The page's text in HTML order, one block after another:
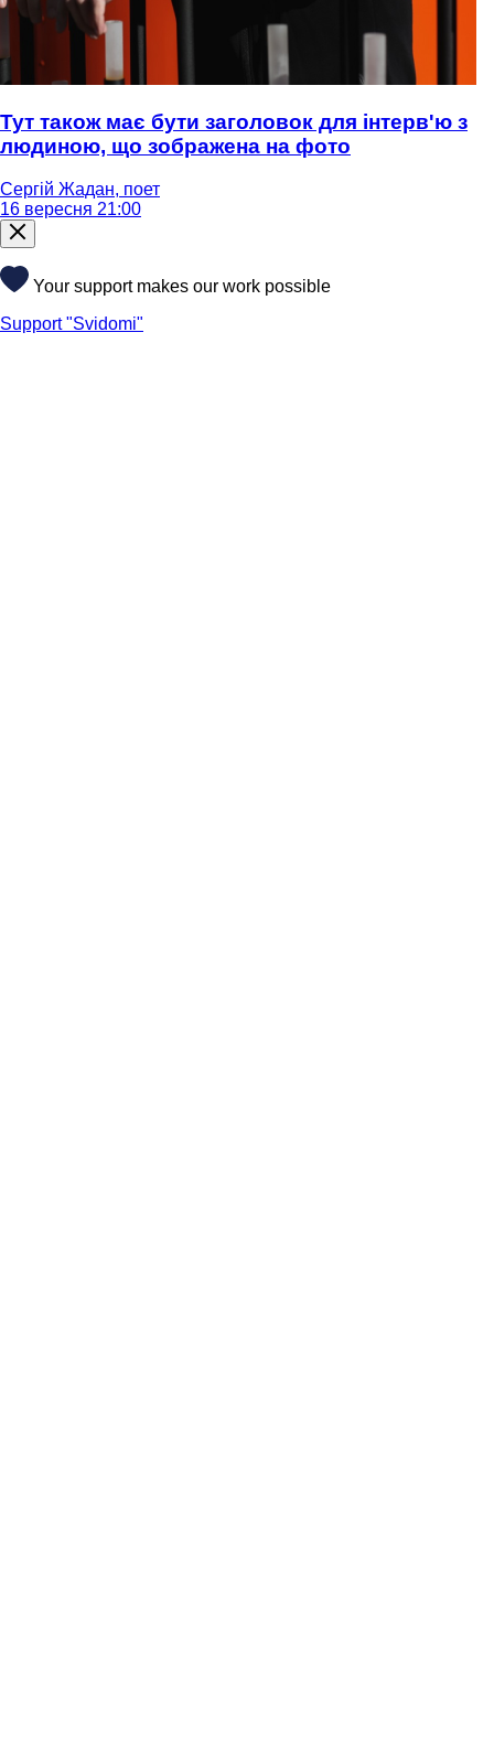
Тут також має бути заголовок для інтерв'ю з
людиною, що зображена на фото
Сергій Жадан, поет
16 вересня 21:00
Your support makes our work possible
Support "Svidomi"